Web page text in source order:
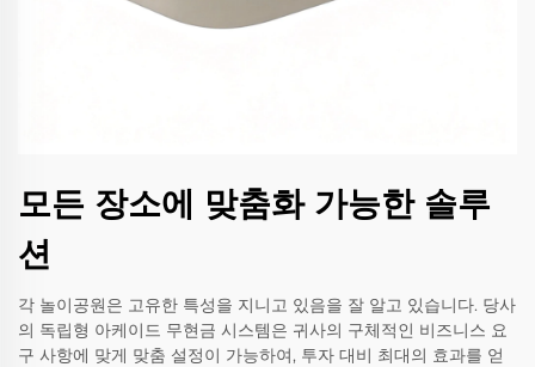
모든 장소에 맞춤화 가능한 솔루
션
각 놀이공원은 고유한 특성을 지니고 있음을 잘 알고 있습니다. 당사
의 독립형 아케이드 무현금 시스템은 귀사의 구체적인 비즈니스 요
구 사항에 맞게 맞춤 설정이 가능하여, 투자 대비 최대의 효과를 얻